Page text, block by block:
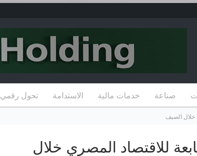
صناعة خدمات مالية الاستدامة تحول رقمي
خلال الصيف
للاقتصاد المصري خلال